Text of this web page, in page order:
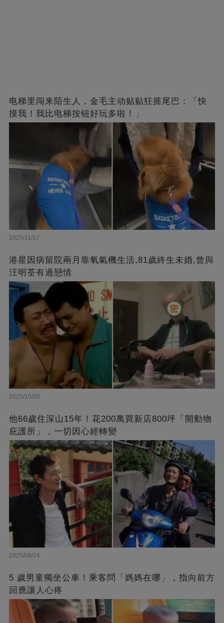
电梯里闯来陌生人，金毛主动贴贴狂摇尾巴：「快
摸我！我比电梯按钮好玩多啦！」
2025/11/17
港星因病留院兩月靠氧氣機生活,81歲終生未婚,曾與
汪明荃有過戀情
2025/10/08
他66歲住深山15年！花200萬買新店800坪「開動物
庇護所」，一切因心經轉變
2025/09/24
5 歲男童獨坐公車！乘客問「媽媽在哪」，指向前方
回應讓人心疼